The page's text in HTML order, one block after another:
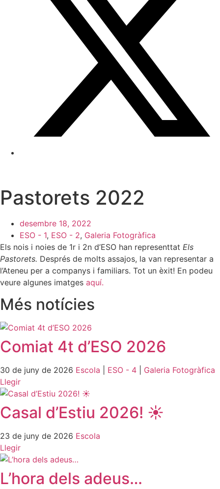
Pastorets 2022
desembre 18, 2022
ESO - 1, ESO - 2, Galeria Fotogràfica
Els nois i noies de 1r i 2n d’ESO han representtat Els
Pastorets. Després de molts assajos, la van representar a
l’Ateneu per a companys i familiars. Tot un èxit! En podeu
veure algunes imatges aquí.
Més notícies
Comiat 4t d’ESO 2026
30 de juny de 2026 Escola ESO - 4
Galeria Fotogràfica
Llegir
Casal d’Estiu 2026! ☀️
23 de juny de 2026 Escola
Llegir
L’hora dels adeus…